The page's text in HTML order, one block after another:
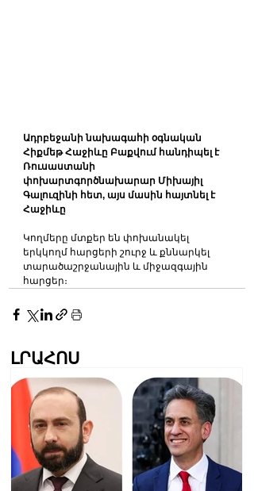
Ադրբեջանի նախագահի օգնական
Հիքմեթ Հաջիևը Բաքվում հանդիպել է
Ռուսաստանի
փոխարտգործնախարար Միխայիլ
Գալուզինի հետ, այս մասին հայտնել է
Հաջիևը
Կողմերը մտքեր են փոխանակել
երկկողմ հարցերի շուրջ և քննարկել
տարածաշրջանային և միջազգային
հարցեր։
ԼՐԱՀՈՍ